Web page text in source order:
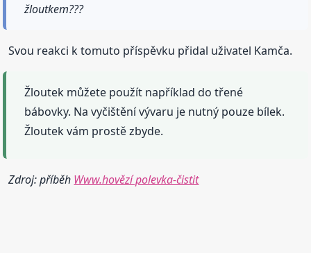
žloutkem???
Svou reakci k tomuto příspěvku přidal uživatel Kamča.
Žloutek můžete použít například do třené
bábovky. Na vyčištění vývaru je nutný pouze bílek.
Žloutek vám prostě zbyde.
Zdroj: příběh Www.hovězí polevka-čistit